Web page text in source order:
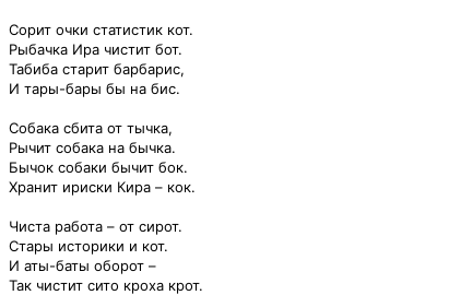
Сорит очки статистик кот.
Рыбачка Ира чистит бот.
Табиба старит барбарис,
И тары-бары бы на бис.
Собака сбита от тычка,
Рычит собака на бычка.
Бычок собаки бычит бок.
Хранит ириски Кира – кок.
Чиста работа – от сирот.
Стары историки и кот.
И аты-баты оборот –
Так чистит сито кроха крот.